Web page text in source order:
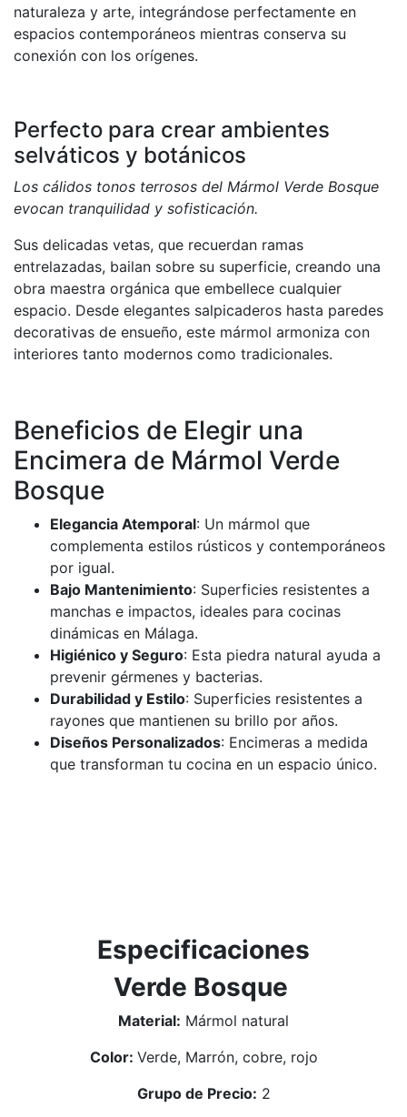
naturaleza y arte, integrándose perfectamente en
espacios contemporáneos mientras conserva su
conexión con los orígenes.
Perfecto para crear ambientes
selváticos y botánicos
Los cálidos tonos terrosos del Mármol Verde Bosque
evocan tranquilidad y sofisticación.
Sus delicadas vetas, que recuerdan ramas
entrelazadas, bailan sobre su superficie, creando una
obra maestra orgánica que embellece cualquier
espacio. Desde elegantes salpicaderos hasta paredes
decorativas de ensueño, este mármol armoniza con
interiores tanto modernos como tradicionales.
Beneficios de Elegir una
Encimera de Mármol Verde
Bosque
Elegancia Atemporal: Un mármol que
complementa estilos rústicos y contemporáneos
por igual.
Bajo Mantenimiento: Superficies resistentes a
manchas e impactos, ideales para cocinas
dinámicas en Málaga.
Higiénico y Seguro: Esta piedra natural ayuda a
prevenir gérmenes y bacterias.
Durabilidad y Estilo: Superficies resistentes a
rayones que mantienen su brillo por años.
Diseños Personalizados: Encimeras a medida
que transforman tu cocina en un espacio único.
Especificaciones
Verde Bosque
Material: Mármol natural
Color: Verde, Marrón, cobre, rojo
Grupo de Precio: 2